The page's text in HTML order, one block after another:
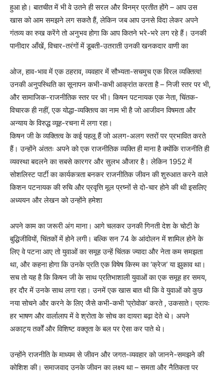
हुआ हो। बातचीत में भी वे उतने ही सरल और विनम्र प्रतीत होंगे – आप उस
खास को आम समझने लग सकतेे हैं, लेकिन जब आप उनसे विदा लेकर अपने
गंतव्य का रुख करेंगे तो अनुभव होगा कि आप कितने भरे-भरे लग रहे हैं। उनकी
पानीदार आँखें, विचार-तरंगों में डूबती-उतराती उनकी खनकदार वाणी का
ओज, हाव-भाव में एक ठहराव, व्यवहार में सौभ्यता-सचमुच एक विरल व्यक्तित्व!
उनकी अनुपस्थिति का सूनापन कभी-कभी आक्रांत करता है – निजी स्तर पर भी,
और सामाजिक-राजनीतिक स्तर पर भी। किषन पटनायक एक नेता, चिंतक-
विचारक ही नहीं, एक योद्धा-व्यक्तित्व का नाम भी है जो आजीवन विषमता और
अन्याय के विरुद्ध व्यूह-रचना में लगा रहा।
किषन जी के व्यक्तित्व के कई पहलू हैं जो अलग-अलग स्तरों पर प्रभावित करते
हैं। उन्होंने अंततः अपने को एक राजनीतिक व्यक्ति ही माना है क्योंकि राजनीति ही
व्यवस्था बदलने का सबसे कारगर और सुलभ औजार है। लेकिन 1952 में
सोशलिस्ट पार्टी का कार्यकत्र्ता बनकर राजनीतिक जीवन की शुरुआत करने वाले
किशन पटनायक की रुचि और प्रवृत्ति मूल प्रष्नों से दो-चार होने की थी इसलिए
अध्ययन और लेखन को उन्होंने हमेशा
अपने काम का जरूरी अंग माना। आगे चलकर उनकी गिनती देश के चोटी के
बुद्धिजीवियों, चिंतकों में होने लगी। बल्कि सन 74 के आंदोलन में शामिल होने के
लिए वे पटना आए तो युवाओं का समूह उन्हें चिंतक ज्यादा और नेता कम समझता
था, और कहना होगा कि उनके प्रति एक विषेष किस्म का ‘क्रेज’ या झुकाव था।
सच तो यह है कि किषन जी के साथ प्रतिभाशाली युवाओं का एक समूह हर समय,
हर दौर में उनके साथ लगा रहा। उनमें एक खास बात थी कि वे युवाओं को कुछ
नया सोचने और करने के लिए जैसे कभी-कभी ‘प्रोवोक’ करते , उकसाते। प्रायः
हर भाषण और वार्लालाप में वे श्रोता के सोच का दायरा बढ़ा देते थे। अपने
अकाट्य तर्कों और विशिष्ट वक्तृता के बल पर ऐसा कर पाते थे।
उन्होंने राजनीति के माध्यम से जीवन और जगत-व्यवहार को जानने-समझने की
कोशिश की। समाजवाद उनके जीवन का लक्ष्य था – समता और नैतिकता पर